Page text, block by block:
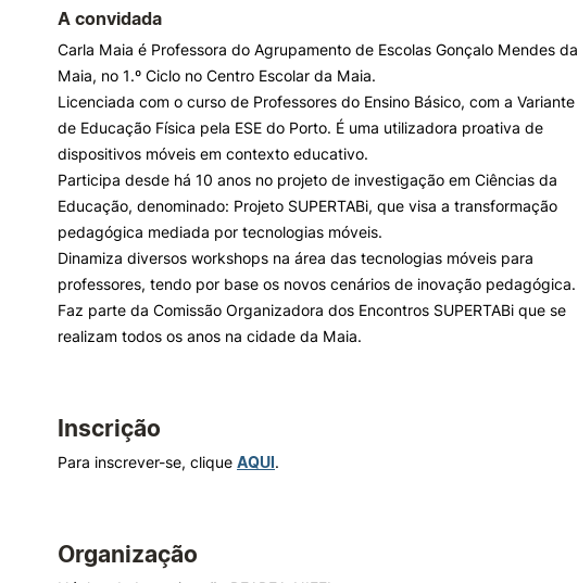
A convidada
Carla Maia é Professora do Agrupamento de Escolas Gonçalo Mendes da
Maia, no 1.º Ciclo no Centro Escolar da Maia.
Licenciada com o curso de Professores do Ensino Básico, com a Variante
de Educação Física pela ESE do Porto. É uma utilizadora proativa de
dispositivos móveis em contexto educativo.
Participa desde há 10 anos no projeto de investigação em Ciências da
Educação, denominado: Projeto SUPERTABi, que visa a transformação
pedagógica mediada por tecnologias móveis.
Dinamiza diversos workshops na área das tecnologias móveis para
professores, tendo por base os novos cenários de inovação pedagógica.
Faz parte da Comissão Organizadora dos Encontros SUPERTABi que se
realizam todos os anos na cidade da Maia.
Inscrição
Para inscrever-se, clique AQUI.
Organização